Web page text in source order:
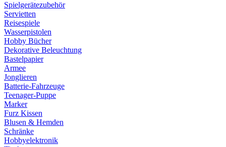
Spielgerätezubehör
Servietten
Reisespiele
Wasserpistolen
Hobby Bücher
Dekorative Beleuchtung
Bastelpapier
Armee
Jonglieren
Batterie-Fahrzeuge
Teenager-Puppe
Marker
Furz Kissen
Blusen & Hemden
Schränke
Hobbyelektronik